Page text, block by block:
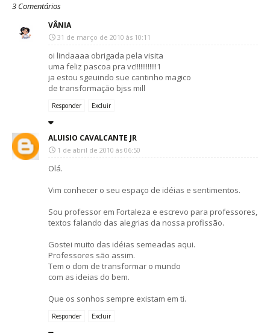
3 Comentários
VÂNIA
31 de março de 2010 às 10:11
oi lindaaaa obrigada pela visita
uma feliz pascoa pra vc!!!!!!!!!!!!1
ja estou sgeuindo sue cantinho magico
de transformação bjss mill
Responder Excluir
ALUISIO CAVALCANTE JR
1 de abril de 2010 às 06:50
Olá.
Vim conhecer o seu espaço de idéias e sentimentos.
Sou professor em Fortaleza e escrevo para professores,
textos falando das alegrias da nossa profissão.
Gostei muito das idéias semeadas aqui.
Professores são assim.
Tem o dom de transformar o mundo
com as ideias do bem.
Que os sonhos sempre existam em ti.
Responder Excluir